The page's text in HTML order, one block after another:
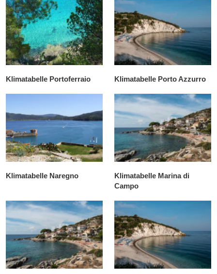
Klimatabelle Portoferraio Klimatabelle Porto Azzurro
Klimatabelle Naregno
Klimatabelle Marina di
Campo